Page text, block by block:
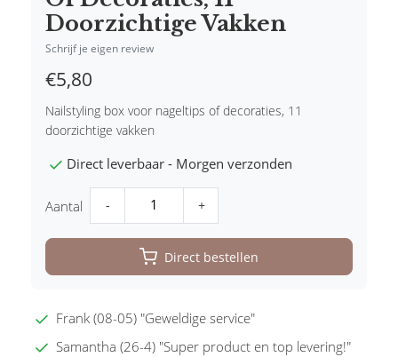
Doorzichtige Vakken
Schrijf je eigen review
€5,80
Nailstyling box voor nageltips of decoraties, 11
doorzichtige vakken
Direct leverbaar - Morgen verzonden
Aantal - +
Direct bestellen
Frank (08-05) "Geweldige service"
Samantha (26-4) "Super product en top levering!"